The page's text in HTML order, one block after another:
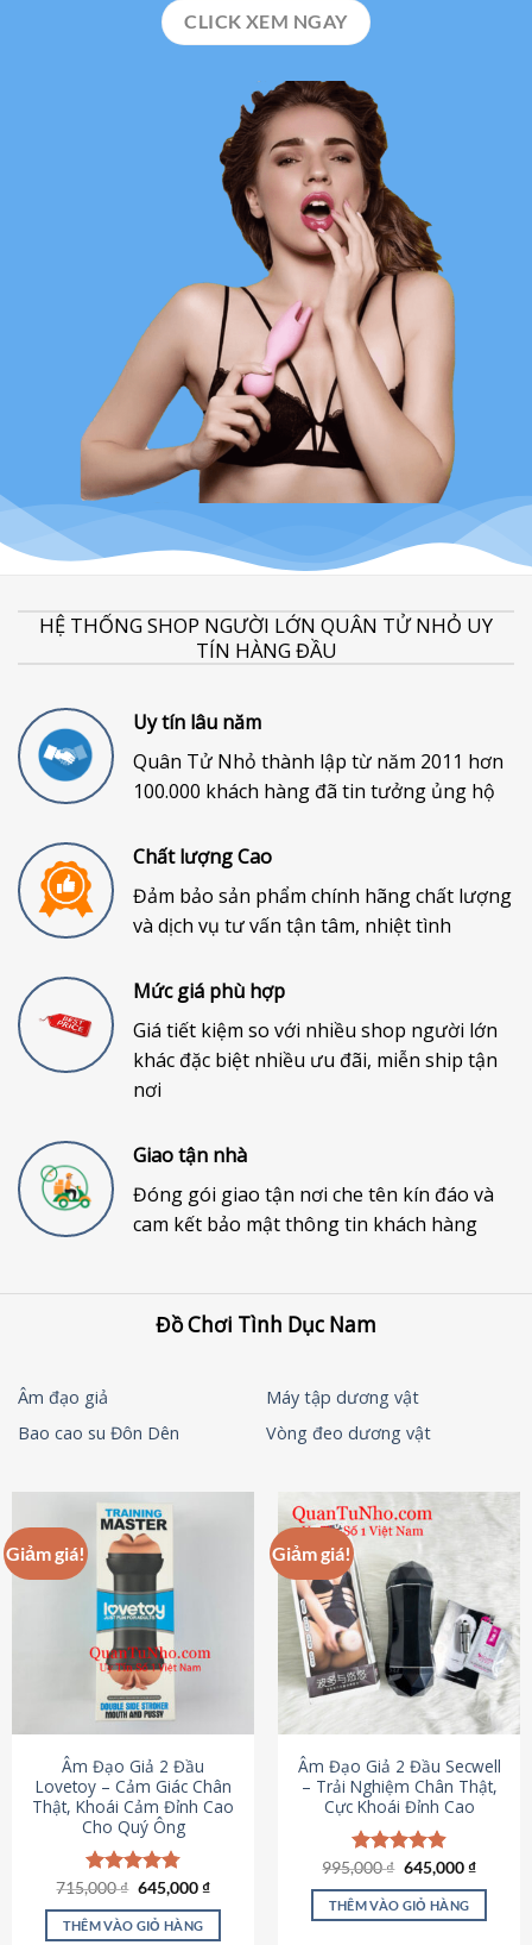
CLICK XEM NGAY
HỆ THỐNG SHOP NGƯỜI LỚN QUÂN TỬ NHỎ UY
TÍN HÀNG ĐẦU
Uy tín lâu năm
Quân Tử Nhỏ thành lập từ năm 2011 hơn
100.000 khách hàng đã tin tưởng ủng hộ
Chất lượng Cao
Đảm bảo sản phẩm chính hãng chất lượng
và dịch vụ tư vấn tận tâm, nhiệt tình
Mức giá phù hợp
Giá tiết kiệm so với nhiều shop người lớn
khác đặc biệt nhiều ưu đãi, miễn ship tận
nơi
Giao tận nhà
Đóng gói giao tận nơi che tên kín đáo và
cam kết bảo mật thông tin khách hàng
Đồ Chơi Tình Dục Nam
Âm đạo giả
Máy tập dương vật
Bao cao su Đôn Dên
Vòng đeo dương vật
Giảm giá!
Âm Đạo Giả 2 Đầu
Lovetoy – Cảm Giác Chân
Thật, Khoái Cảm Đỉnh Cao
Cho Quý Ông
Được xếp
hạng4.79
5 sao
715,000₫ Giá
là:
715,000 ₫.
645,000₫Giá
tại
THÊM VÀO GIỎ HÀNG
Giảm giá!
Âm Đạo Giả 2 Đầu Secwell
– Trải Nghiệm Chân Thật,
Cực Khoái Đỉnh Cao
Được xếp
hạng4.88
5 sao
995,000₫ Giá
là:
995,000 ₫.
645,000₫Giá
tại
THÊM VÀO GIỎ HÀNG